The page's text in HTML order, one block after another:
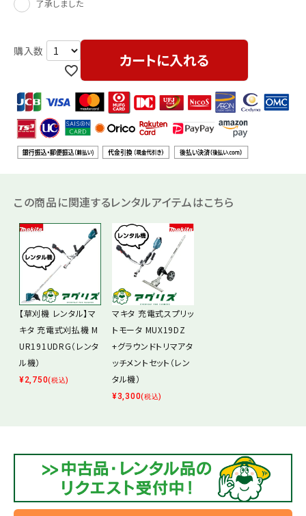
了承しました
カートに入れる
この商品に関連するレンタルアイテムはこちら
【草刈機 レンタル】マ
キタ 充電式刈払機 M
UR191UDRG（レンタ
ル機）
¥2,750(税込)
マキタ 充電式スプリッ
トモータ MUX19DZ
+グラウンドトリマアタ
ッチメントセット（レン
タル機）
¥3,300(税込)